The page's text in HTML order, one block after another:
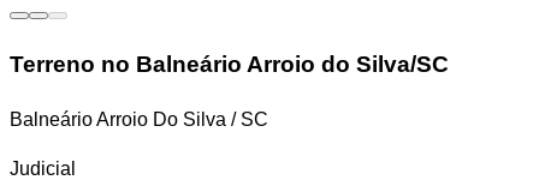
Terreno no Balneário Arroio do Silva/SC
Balneário Arroio Do Silva / SC
Judicial